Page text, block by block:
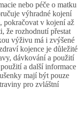
nebo péče o matku
výhradné kojení
pokračovat v kojení až
že rozhodnutí přestat
výživu má i zvýšené
kojence je důležité
dávkování a použití
a další informace
mají být pouze
pro zvláštní